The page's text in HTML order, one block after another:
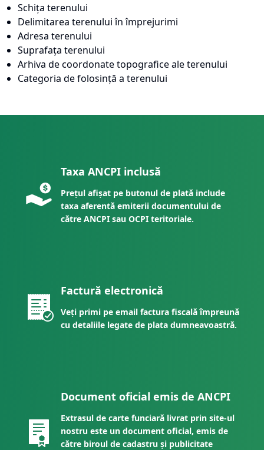
Schița terenului
Delimitarea terenului în împrejurimi
Adresa terenului
Suprafața terenului
Arhiva de coordonate topografice ale terenului
Categoria de folosință a terenului
Taxa ANCPI inclusă
Prețul afișat pe butonul de plată include
taxa aferentă emiterii documentului de
către ANCPI sau OCPI teritoriale.
Factură electronică
Veți primi pe email factura fiscală împreună
cu detaliile legate de plata dumneavoastră.
Document oficial emis de ANCPI
Extrasul de carte funciară livrat prin site-ul
nostru este un document oficial, emis de
către biroul de cadastru și publicitate